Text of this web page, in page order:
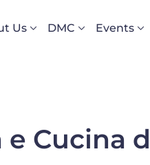
Us DMC Events
Cucina